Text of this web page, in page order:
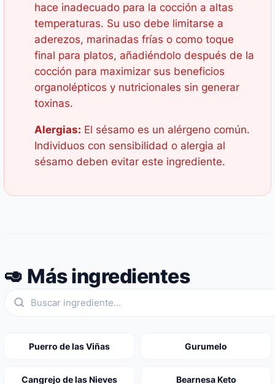
hace inadecuado para la cocción a altas
temperaturas. Su uso debe limitarse a
aderezos, marinadas frías o como toque
final para platos, añadiéndolo después de la
cocción para maximizar sus beneficios
organolépticos y nutricionales sin generar
toxinas.
Alergias: El sésamo es un alérgeno común.
Individuos con sensibilidad o alergia al
sésamo deben evitar este ingrediente.
🥑 Más ingredientes
Puerro de las Viñas Gurumelo
Cangrejo de las Nieves Bearnesa Keto